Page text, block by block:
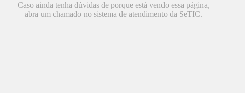
Caso ainda tenha dúvidas de porque está vendo essa página,
abra um chamado no sistema de atendimento da SeTIC.